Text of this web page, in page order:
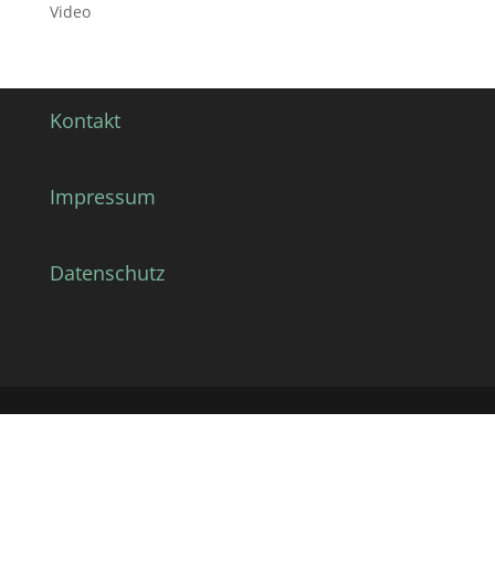
Video
Kontakt
Impressum
Datenschutz